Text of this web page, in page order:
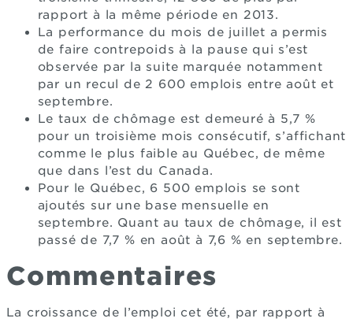
rapport à la même période en 2013.
La performance du mois de juillet a permis
de faire contrepoids à la pause qui s’est
observée par la suite marquée notamment
par un recul de 2 600 emplois entre août et
septembre.
Le taux de chômage est demeuré à 5,7 %
pour un troisième mois consécutif, s’affichant
comme le plus faible au Québec, de même
que dans l’est du Canada.
Pour le Québec, 6 500 emplois se sont
ajoutés sur une base mensuelle en
septembre. Quant au taux de chômage, il est
passé de 7,7 % en août à 7,6 % en septembre.
Commentaires
La croissance de l’emploi cet été, par rapport à